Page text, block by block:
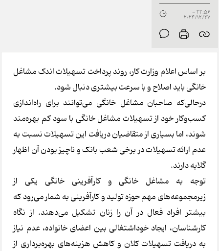
22:56 -
2024/12/27
بر اساس اعلام وزارت کار، روند پرداخت تسهیلات اندک مشاغل
خانگی باید اصلاح و با سرعت بیشتری دنبال شود.
درحالی‌که صاحبان مشاغل خانگی می‌توانند برای راه‌اندازی
کسب‌وکار خود از تسهیلات مشاغل خانگی با سود کم ‌بهره‌مند
شوند، اما بسیاری از متقاضیان دریافت این تسهیلات نسبت به
عدم ارائه تسهیلات در برخی شعب بانک و ناچیز بودن آن اظهار
گلایه دارند.
توجه به مشاغل خانگی و کارآفرینی خانگی یکی از
زیرمجموعه‌های مهم حوزه تولید و کارآفرینی به شمار می‌رود که
بیشتر افراد فعال در آن را زنان تشکیل می‌دهند. از نگاه
کارشناسان، ایجاد خوداشتغالی بین اعضای خانواده، عدم نیاز
به دریافت تسهیلات کلان و کاهش هزینه‌های بهره‌برداری از